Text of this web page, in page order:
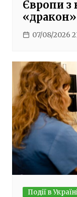
Європи з
«дракон»
07/08/2026
Події в